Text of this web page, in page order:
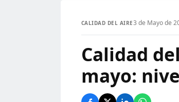
CALIDAD DEL AIRE3 de Mayo de
Calidad
mayo: